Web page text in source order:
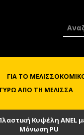
ΓΙΑ ΤΟ
ΑΠΌ ΤΗ ΜΈΛΙΣΣΑ
Κυψέλη ANEL
Μόνωση PU